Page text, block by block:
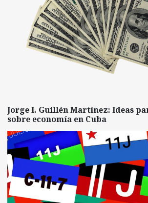
Jorge I. Guillén Martínez: Ideas
sobre economía en Cuba